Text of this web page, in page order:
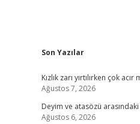
Sidebar
Son Yazılar
Kızlık zarı yırtılırken çok acır
Ağustos 7, 2026
Deyim ve atasözü
Ağustos 6, 2026
vdcasino sitesi